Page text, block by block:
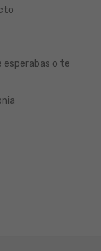
esperabas o te